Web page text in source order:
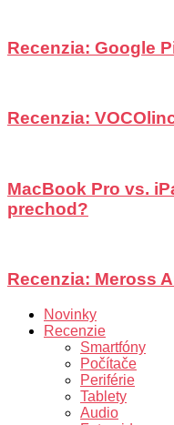
Recenzia: Google
Recenzia:
MacBook Pro vs.
prechod?
Recenzia: Meross
Novinky
Recenzie
Smartfóny
Počítače
Periférie
Tablety
Audio